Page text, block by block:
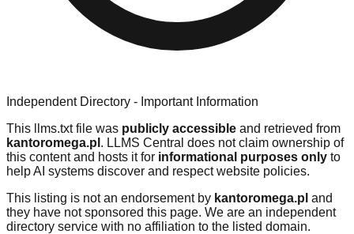
Independent Directory - Important Information
This llms.txt file was publicly accessible and retrieved from
kantoromega.pl . LLMS Central does not claim ownership of
this content and hosts it for informational purposes only to
help AI systems discover and respect website policies.
This listing is not an endorsement by kantoromega.pl and
they have not sponsored this page. We are an independent
directory service with no affiliation to the listed domain.